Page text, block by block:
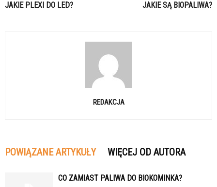
JAKIE PLEXI DO LED? JAKIE SĄ BIOPALIWA?
REDAKCJA
POWIĄZANE ARTYKUŁY WIĘCEJ OD AUTORA
CO ZAMIAST PALIWA DO BIOKOMINKA?